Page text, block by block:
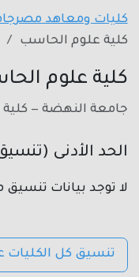
كليات ومعاهد مصر
كلية علوم الحاسب
كلية علوم
جامعة النهضة —
الحد الأدنى
لا توجد بيانات
تنسيق كل الكليات